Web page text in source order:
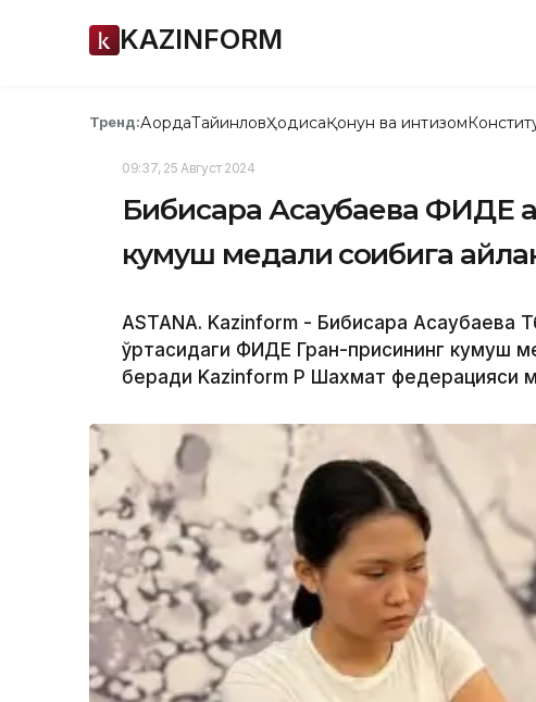
KAZINFORM
Тренд:АқордаТайинловҲодисаҚонун ва интизом
09:37, 25 Август 2024
Бибисара Асаубаева ФИДЕ
кумуш медали соҳибига
ASTANA. Kazinform - Бибисара Асаубаева
ўртасидаги ФИДЕ Гран-присининг кумуш
беради Kazinform ҚР Шахмат федерацияси